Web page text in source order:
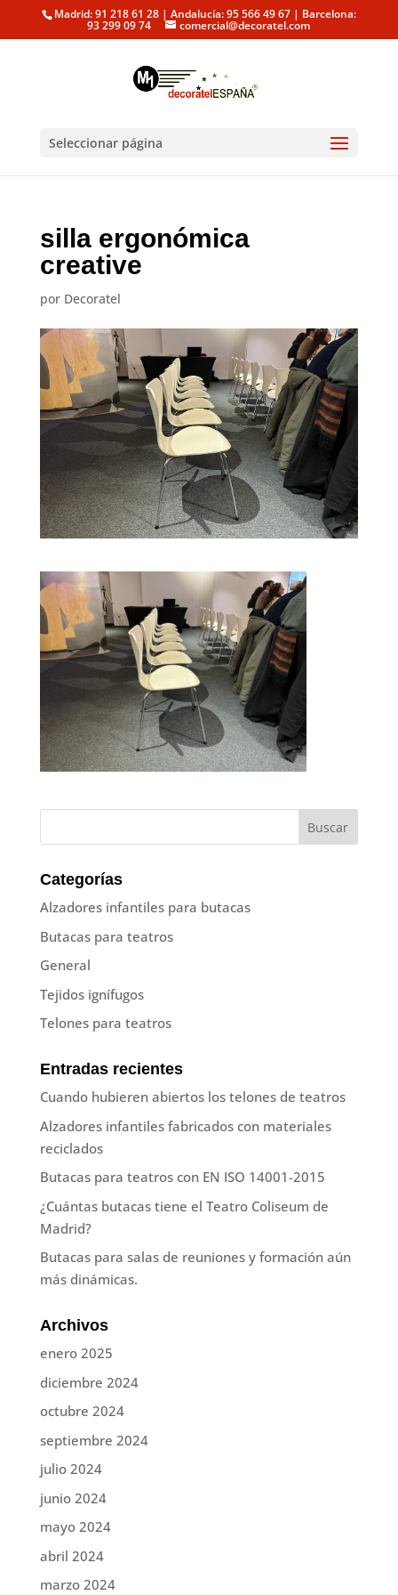
Madrid: 91 218 61 28 | Andalucía: 95 566 49 67 | Barcelona:
93 299 09 74 comercial@decoratel.com
Seleccionar página
silla ergonómica
creative
por Decoratel
Categorías
Alzadores infantiles para butacas
Butacas para teatros
General
Tejidos ignífugos
Telones para teatros
Entradas recientes
Cuando hubieren abiertos los telones de teatros
Alzadores infantiles fabricados con materiales
reciclados
Butacas para teatros con EN ISO 14001-2015
¿Cuántas butacas tiene el Teatro Coliseum de
Madrid?
Butacas para salas de reuniones y formación aún
más dinámicas.
Archivos
enero 2025
diciembre 2024
octubre 2024
septiembre 2024
julio 2024
junio 2024
mayo 2024
abril 2024
marzo 2024